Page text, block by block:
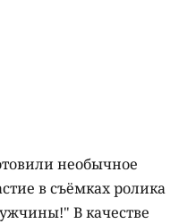
необычное
в съёмках ролика
В качестве